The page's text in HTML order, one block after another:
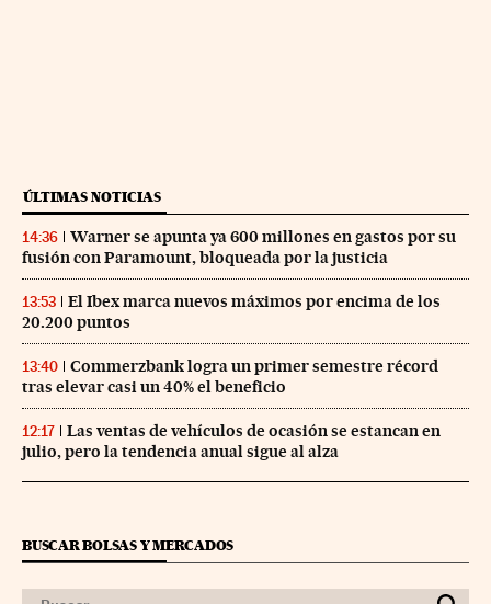
ÚLTIMAS NOTICIAS
14:36
Warner se apunta ya 600 millones en gastos por su
fusión con Paramount, bloqueada por la justicia
13:53
El Ibex marca nuevos máximos por encima de los
20.200 puntos
13:40
Commerzbank logra un primer semestre récord
tras elevar casi un 40% el beneficio
12:17
Las ventas de vehículos de ocasión se estancan en
julio, pero la tendencia anual sigue al alza
BUSCAR BOLSAS Y MERCADOS